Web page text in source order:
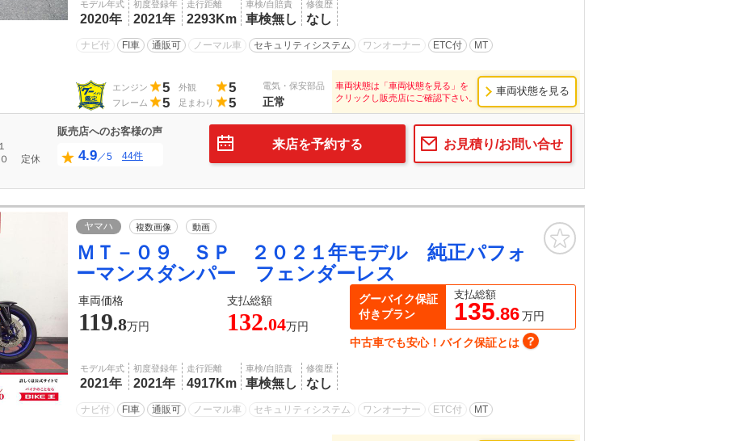
モデル年式
2020年
初度登録年
2021年
走行距離
2293Km
車検/自賠責
車検無し
修復歴
なし
ナビ付 FI車 通販可 ノーマル車 セキュリティシステム ワンオーナー ETC付 MT
エンジン 5 外観 5
フレーム 5 足まわり 5
電気・保安部品
正常
車両状態は「車両状態を見る」を
クリックし販売店にご確認下さい。
車両状態を見る
定休
販売店へのお客様の声
4.9／5 44件
お見積り/お問い合せ
来店を予約する
ヤマハ 複数画像 動画
ＭＴ－０９ ＳＰ ２０２１年モデル 純正パフォ
ーマンスダンパー フェンダーレス
車両価格 支払総額
119.8万円 132.04万円
モデル年式
2021年
初度登録年
2021年
走行距離
4917Km
車検/自賠責
車検無し
修復歴
なし
ナビ付 FI車 通販可 ノーマル車 セキュリティシステム ワンオーナー ETC付 MT
グーバイク保証
付きプラン
支払総額
135.86万円
中古車でも安心！バイク保証とは